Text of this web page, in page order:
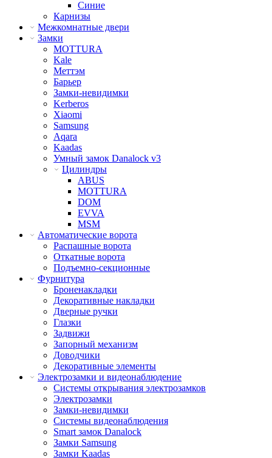
Синие
Карнизы
Межкомнатные двери
Замки
MOTTURA
Kale
Меттэм
Барьер
Замки-невидимки
Kerberos
Xiaomi
Samsung
Aqara
Kaadas
Умный замок Danalock v3
Цилиндры
ABUS
MOTTURA
DOM
EVVA
MSM
Автоматические ворота
Распашные ворота
Откатные ворота
Подъемно-секционные
Фурнитура
Броненакладки
Декоративные накладки
Дверные ручки
Глазки
Задвижи
Запорный механизм
Доводчики
Декоративные элементы
Электрозамки и видеонаблюдение
Системы открывания электрозамков
Электрозамки
Замки-невидимки
Системы видеонаблюдения
Smart замок Danalock
Замки Samsung
Замки Kaadas